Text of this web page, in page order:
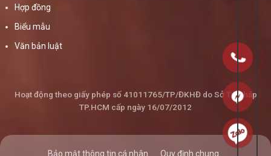
Hợp đồng
Biểu mẫu
Văn bản luật
Hoạt động theo giấy phép số 41011765/TP/ĐKHĐ do Sở Tư Pháp
TP.HCM cấp ngày 16/07/2012
Bảo mật thông tin cá nhân Quy định chung